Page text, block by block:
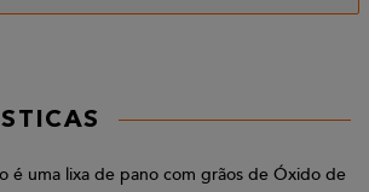
é uma lixa de pano com grãos de Óxido de